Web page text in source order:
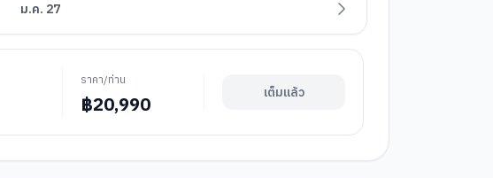
ม.ค. 27
ราคา/ท่าน
฿20,990 เต็มแล้ว